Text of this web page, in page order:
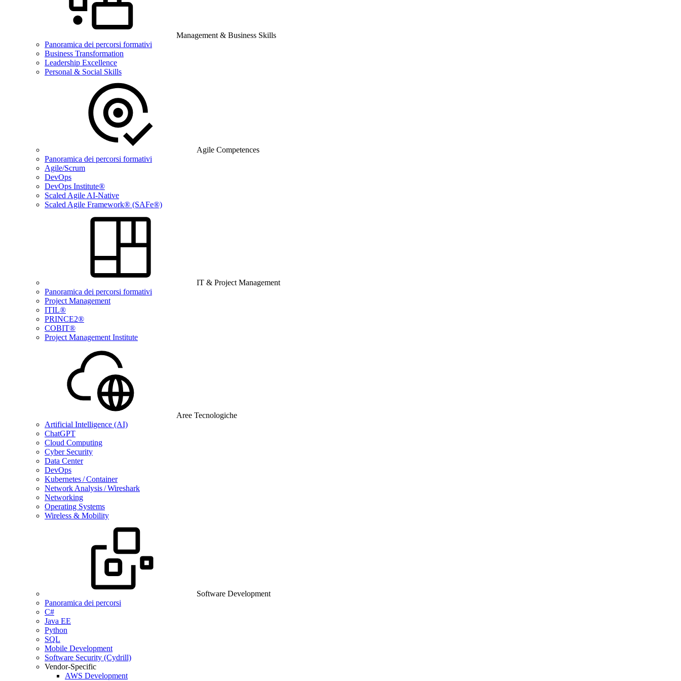
Management & Business Skills
Panoramica dei percorsi formativi
Business Transformation
Leadership Excellence
Personal & Social Skills
Agile Competences
Panoramica dei percorsi formativi
Agile/Scrum
DevOps
DevOps Institute®
Scaled Agile AI-Native
Scaled Agile Framework® (SAFe®)
IT & Project Management
Panoramica dei percorsi formativi
Project Management
ITIL®
PRINCE2®
COBIT®
Project Management Institute
Aree Tecnologiche
Artificial Intelligence (AI)
ChatGPT
Cloud Computing
Cyber Security
Data Center
DevOps
Kubernetes / Container
Network Analysis / Wireshark
Networking
Operating Systems
Wireless & Mobility
Software Development
Panoramica dei percorsi
C#
Java EE
Python
SQL
Mobile Development
Software Security (Cydrill)
Vendor-Specific
AWS Development